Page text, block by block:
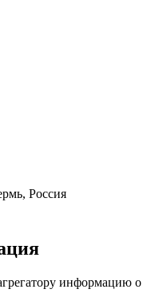
Россия
информацию о